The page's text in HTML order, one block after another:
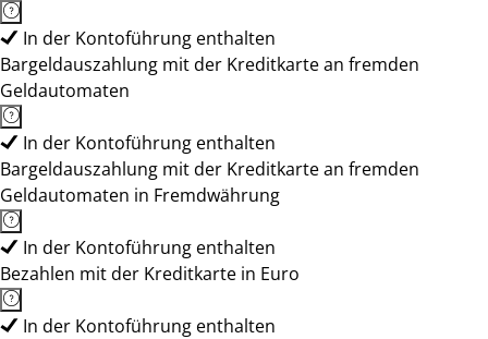
In der Kontoführung enthalten
Bargeldauszahlung mit der Kreditkarte an fremden
Geldautomaten
In der Kontoführung enthalten
Bargeldauszahlung mit der Kreditkarte an fremden
Geldautomaten in Fremdwährung
In der Kontoführung enthalten
Bezahlen mit der Kreditkarte in Euro
In der Kontoführung enthalten